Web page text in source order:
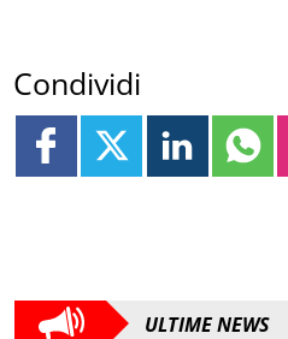
Condividi
ULTIME NEWS